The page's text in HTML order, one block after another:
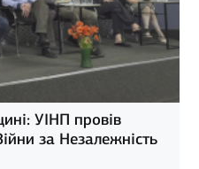
УІНП провів
за Незалежність